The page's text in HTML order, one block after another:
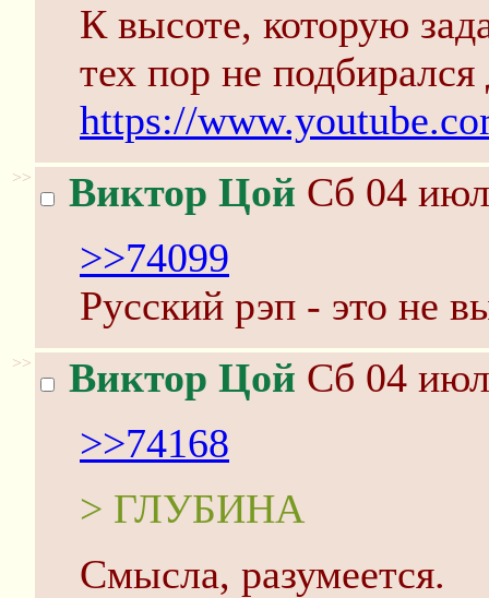
К высоте, которую
тех пор не
https://
>> Виктор Цой Сб 04
>>74099
Русский рэп - это не
>> Виктор Цой Сб 04
>>74168
> ГЛУБИНА
Смысла, разумеется.